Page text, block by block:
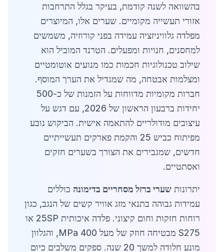
בהשוואה לשנה קודמת, בעיקר בגלל התרחבות
אזורי תעשייה מקומיים. שערים אלו, המיוצרים
מפלדה גלוויניזציה עמידה בפני קורוזיה, משמשים
למחסנים, חנויות ומפעלים. הטרנד המוביל הוא
שילוב טכנולוגיות חכמות כמו מנועים אוטומטיים
ומצלמות אבטחה, מה שמגדיל את הערך המוסף.
חברות מקומיות מדווחות על הזמנות של כ-500
יחידות ברבעון הראשון של 2026, עם דגש על
עיצובים מודולריים להתאמה אישית. הביקוש נובע
מפיתוח כביש 25 והקמת פארקים תעשייתיים
חדשים, שמגבירים את הצורך בשערים חזקים
ואסתטיים.
יתרונות שערי ברזל מסחריים בדימונה כוללים
עמידות גבוהה בתנאי מזג אוויר קשים של הנגב, כגון
רוחות חזקות וחום קיצוני. פלדה איכותית 25SP או
S275 מבטיחה חוזק של מעל 400 MPa, והגלוון
מונע חלודה למשך 20 שנה. ספקים משלבים כיום